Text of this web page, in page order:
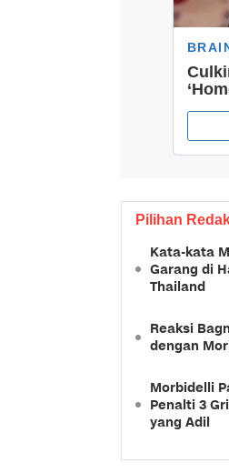
Pilihan
Kata-kata
Garang di
Thailand
Reaksi
dengan
Morbidelli
Penalti 3
yang Adil